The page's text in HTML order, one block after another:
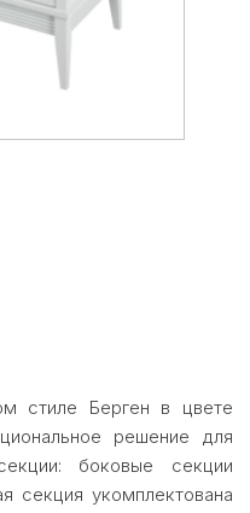
стиле Берген в цвете
решение для
боковые секции
секция укомплектована